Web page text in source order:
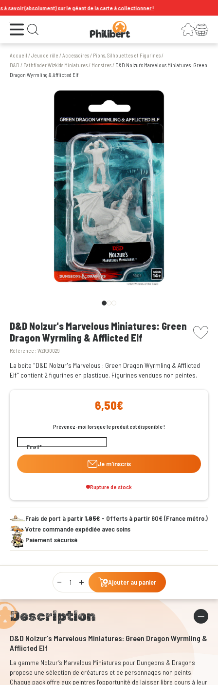
(absolument) sur le géant de la carte à collectionner !
Ouvrir le menu Ouvrir la recherche Connexion
Votre panier
Accueil /Jeux de rôle /Accessoires/ Pions, Silhouettes et Figurines/
D&D / Pathfinder Wizkids Miniatures/ Monstres/ D&D Nolzur's Marvelous Miniatures: Green
Dragon Wyrmling & Afflicted Elf
D&D Nolzur's Marvelous Miniatures: Green
Dragon Wyrmling & Afflicted Elf
Référence : WZK90029
picto
La boîte "D&D Nolzur's Marvelous : Green Dragon Wyrmling & Afflicted
Elf" contient 2 figurines en plastique. Figurines vendues non peintes.
6,50€
Prévenez-moi lorsque le produit est disponible !
Email
Je m'inscris
Rupture de stock
Frais de port à partir1,95€ - Offerts à partir 60€ (France métro.)
Votre commande expédiée avec soins
Paiement sécurisé
Qty
Ajouter au panier
Description
D&D Nolzur's Marvelous Miniatures: Green Dragon Wyrmling &
Afflicted Elf
La gamme Nolzur’s Marvelous Miniatures pour Dungeons & Dragons
propose une sélection de créatures et de personnages non peints.
Chaque pack offre aux peintres l’opportunité de laisser libre cours à leur